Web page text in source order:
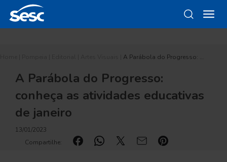
A Parábola do Progresso: …
A Parábola do Progresso:
conheça as atividades educativas
de janeiro
13/01/2023
Compartilhe: